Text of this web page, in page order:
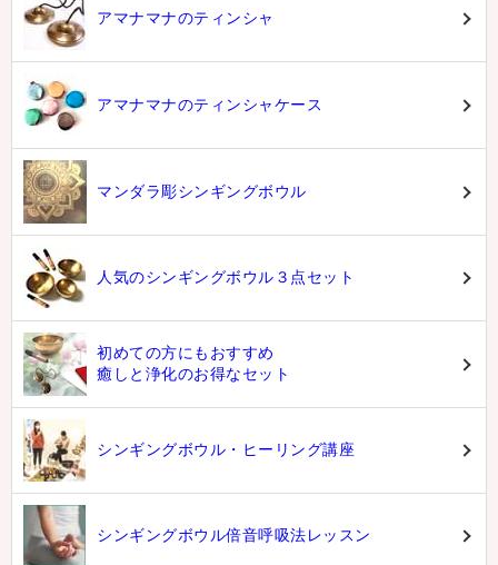
アマナマナのティンシャ
アマナマナのティンシャケース
マンダラ彫シンギングボウル
人気のシンギングボウル３点セット
初めての方にもおすすめ
癒しと浄化のお得なセット
シンギングボウル・ヒーリング講座
シンギングボウル倍音呼吸法レッスン